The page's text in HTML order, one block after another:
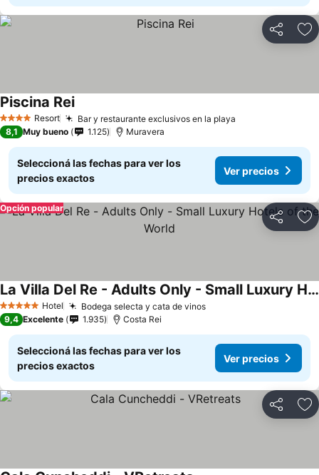
Compartir
4 EstrellasResort Bar y restaurante exclusivos en la playa
Piscina Rei
8,1 Muy bueno 1.125 Muravera
Seleccioná las fechas para ver los
precios exactos
Ver precios
Compartir
Opción popular
5 Estrellas Hotel Bodega selecta y cata de vinos
La Villa Del Re - Adults Only - Small Luxury Hotels of the World
9,4 Excelente 1.935 Costa Rei
Seleccioná las fechas para ver los
precios exactos
Ver precios
Compartir